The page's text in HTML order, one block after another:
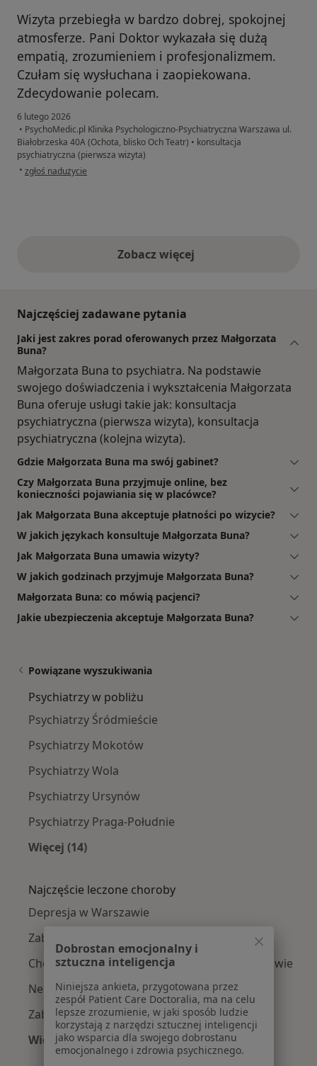
Wizyta przebiegła w bardzo dobrej, spokojnej
atmosferze. Pani Doktor wykazała się dużą
empatią, zrozumieniem i profesjonalizmem.
Czułam się wysłuchana i zaopiekowana.
Zdecydowanie polecam.
6 lutego 2026
• PsychoMedic.pl Klinika Psychologiczno-Psychiatryczna Warszawa ul.
Białobrzeska 40A (Ochota, blisko Och Teatr) • konsultacja
psychiatryczna (pierwsza wizyta)
• w opinii użytkownika Magda
zgłoś nadużycie
Zobacz więcejopinie powyżej
Najczęściej zadawane pytania
Jaki jest zakres porad oferowanych przez Małgorzata
Buna?
Małgorzata Buna to psychiatra. Na podstawie
swojego doświadczenia i wykształcenia Małgorzata
Buna oferuje usługi takie jak: konsultacja
psychiatryczna (pierwsza wizyta), konsultacja
psychiatryczna (kolejna wizyta).
Gdzie Małgorzata Buna ma swój gabinet?
Czy Małgorzata Buna przyjmuje online, bez
konieczności pojawiania się w placówce?
Jak Małgorzata Buna akceptuje płatności po wizycie?
W jakich językach konsultuje Małgorzata Buna?
Jak Małgorzata Buna umawia wizyty?
W jakich godzinach przyjmuje Małgorzata Buna?
Małgorzata Buna: co mówią pacjenci?
Jakie ubezpieczenia akceptuje Małgorzata Buna?
Powiązane wyszukiwania
Psychiatrzy w pobliżu
Psychiatrzy Śródmieście
Psychiatrzy Mokotów
Psychiatrzy Wola
Psychiatrzy Ursynów
Psychiatrzy Praga-Południe
Więcej (14)
Najczęście leczone choroby
Depresja w Warszawie
Zaburzenia lękowe w Warszawie
Choroba afektywna dwubiegunowa w Warszawie
Nerwica w Warszawie
Zaburzenia osobowości w Warszawie
Więcej (15)
Więcej w kategorii: Najczęście leczone
Dobrostan emocjonalny i
sztuczna inteligencja
Niniejsza ankieta, przygotowana przez
zespół Patient Care Doctoralia, ma na celu
lepsze zrozumienie, w jaki sposób ludzie
korzystają z narzędzi sztucznej inteligencji
jako wsparcia dla swojego dobrostanu
emocjonalnego i zdrowia psychicznego.